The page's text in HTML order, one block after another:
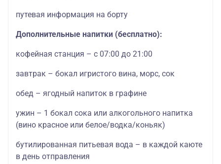
путевая информация на борту
Дополнительные напитки (бесплатно):
кофейная станция – с 07:00 до 21:00
завтрак – бокал игристого вина, морс, сок
обед – ягодный напиток в графине
ужин – 1 бокал сока или алкогольного напитка
(вино красное или белое/водка/коньяк)
бутилированная питьевая вода – в каждой каюте
в день отправления